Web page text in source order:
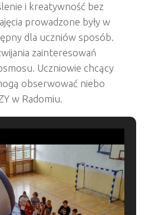
i kreatywność bez
prowadzone były w
dla uczniów sposób.
zainteresowań
Uczniowie chcący
obserwować niebo
w Radomiu.